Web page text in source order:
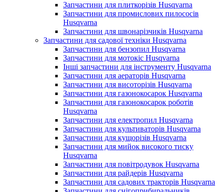
Запчастини для плиткорізів Husqvarna
Запчастини для промислових пилососів
Husqvarna
Запчастини для швонарізчиків Husqvarna
Запчастини для садової техніки Husqvarna
Запчастини для бензопил Husqvarna
Запчастини для мотокіс Husqvarna
Інші запчастини для інструменту Husqvarna
Запчастини для аераторів Husqvarna
Запчастини для висоторізів Husqvarna
Запчастини для газонокосарок Husqvarna
Запчастини для газонокосарок роботів
Husqvarna
Запчастини для електропил Husqvarna
Запчастини для культиваторів Husqvarna
Запчастини для кущорізів Husqvarna
Запчастини для мийок високого тиску
Husqvarna
Запчастини для повітродувок Husqvarna
Запчастини для райдерів Husqvarna
Запчастини для садових тракторів Husqvarna